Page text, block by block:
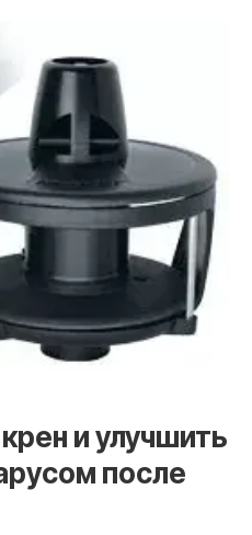
и улучшить
после